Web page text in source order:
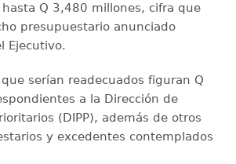
Q 3,480 millones, cifra que
presupuestario anunciado
Ejecutivo.
serían readecuados figuran Q
a la Dirección de
(DIPP), además de otros
y excedentes contemplados